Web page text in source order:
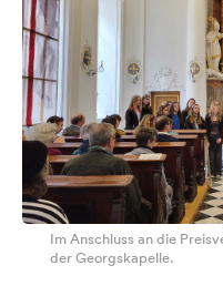
Im Anschluss an die
der Georgskapelle.